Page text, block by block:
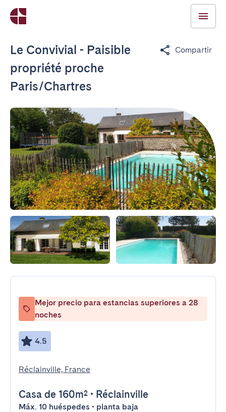
Le Convivial - Paisible
propriété proche
Paris/Chartres
Compartir
Mejor precio para estancias superiores a 28
noches
4.5
Réclainville, France
Casa de 160m² • Réclainville
Máx. 10 huéspedes • planta baja